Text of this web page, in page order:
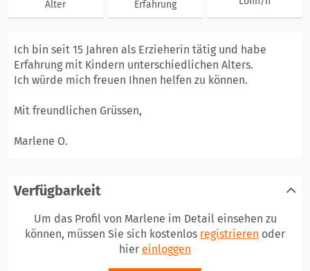
Alter Erfahrung
Ich bin seit 15 Jahren als Erzieherin tätig und habe
Erfahrung mit Kindern unterschiedlichen Alters.
Ich würde mich freuen Ihnen helfen zu können.
Mit freundlichen Grüssen,
Marlene O.
Verfügbarkeit
Um das Profil von Marlene im Detail einsehen zu
können, müssen Sie sich kostenlos registrieren oder
hier einloggen